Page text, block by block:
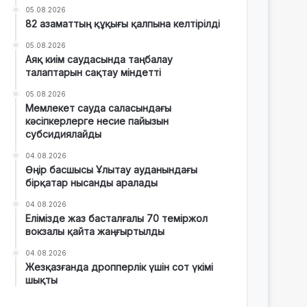
05.08.2026
82 азаматтың құқығы қалпына келтірілді
05.08.2026
Аяқ киім саудасында таңбалау
талаптарын сақтау міндетті
05.08.2026
Мемлекет сауда саласындағы
кәсіпкерлерге несие пайызын
субсидиялайды
04.08.2026
Өңір басшысы Ұлытау ауданындағы
бірқатар нысанды аралады
04.08.2026
Елімізде жаз басталғалы 70 теміржол
вокзалы қайта жаңғыртылды
04.08.2026
Жезқазғанда дропперлік үшін сот үкімі
шықты